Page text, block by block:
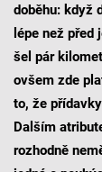
doběhu: když
lépe než
šel pár
ovšem zde
to, že
Dalším
rozhodně